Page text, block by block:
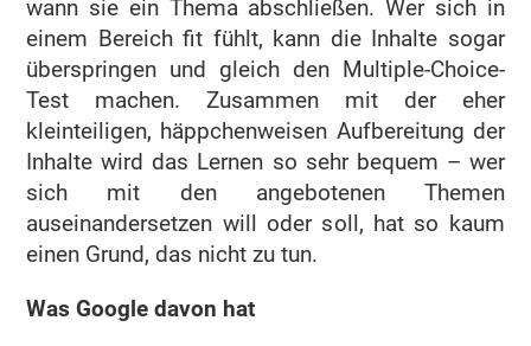
wann sie ein Thema abschließen. Wer sich in
einem Bereich fit fühlt, kann die Inhalte sogar
überspringen und gleich den Multiple-Choice-
Test machen. Zusammen mit der eher
kleinteiligen, häppchenweisen Aufbereitung der
Inhalte wird das Lernen so sehr bequem – wer
sich mit den angebotenen Themen
auseinandersetzen will oder soll, hat so kaum
einen Grund, das nicht zu tun.
Was Google davon hat